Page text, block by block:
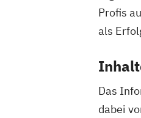
Profis
als
Das
dabei